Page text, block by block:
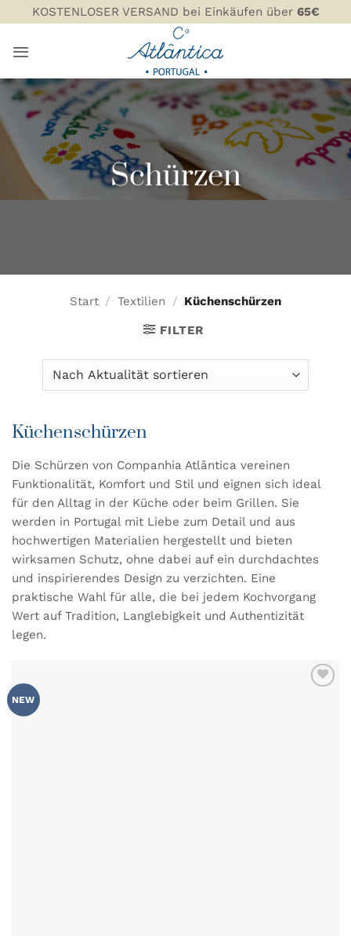
Inhalt
springen
KOSTENLOSER VERSAND bei Einkäufen über 65€
Schürzen
Start / Textilien / Küchenschürzen
FILTER
Küchenschürzen
Die Schürzen von Companhia Atlântica vereinen
Funktionalität, Komfort und Stil und eignen sich ideal
für den Alltag in der Küche oder beim Grillen. Sie
werden in Portugal mit Liebe zum Detail und aus
hochwertigen Materialien hergestellt und bieten
wirksamen Schutz, ohne dabei auf ein durchdachtes
und inspirierendes Design zu verzichten. Eine
praktische Wahl für alle, die bei jedem Kochvorgang
Wert auf Tradition, Langlebigkeit und Authentizität
legen.
NEW